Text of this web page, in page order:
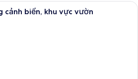
Bộ đồ giường cao cấp, két bảo mật
cảnh biển, khu vực vườn